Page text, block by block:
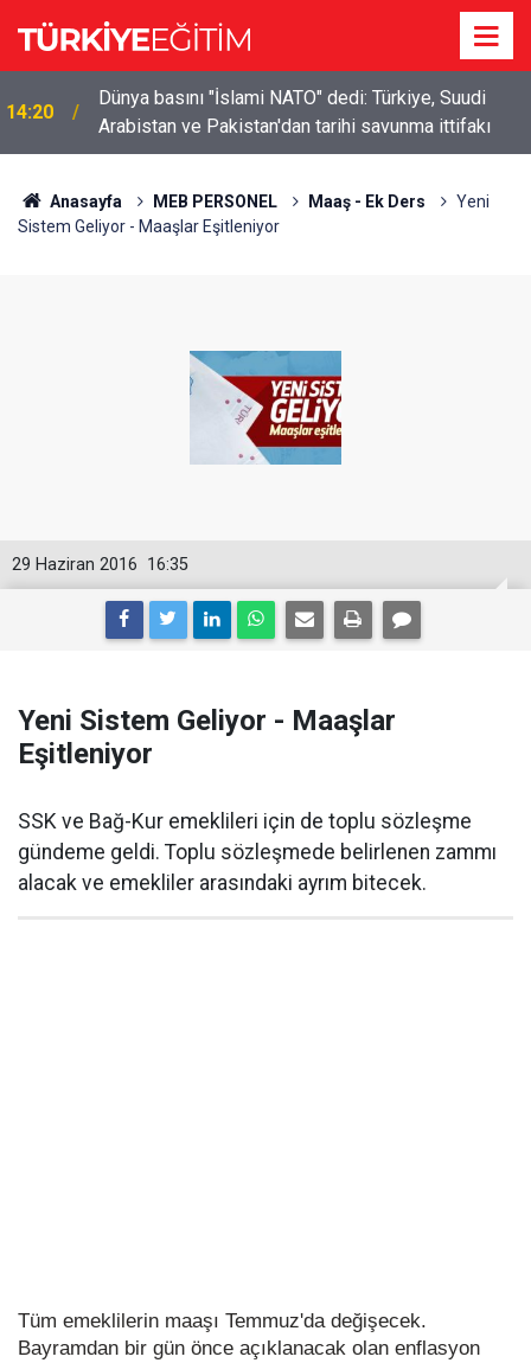
14:20
Dünya basını "İslami NATO" dedi: Türkiye, Suudi
Arabistan ve Pakistan'dan tarihi savunma ittifakı
Anasayfa MEB PERSONEL Maaş - Ek Ders
Yeni
Sistem Geliyor - Maaşlar Eşitleniyor
16:35
29 Haziran 2016
Yeni Sistem Geliyor - Maaşlar
Eşitleniyor
SSK ve Bağ-Kur emeklileri için de toplu sözleşme
gündeme geldi. Toplu sözleşmede belirlenen zammı
alacak ve emekliler arasındaki ayrım bitecek.
Tüm emeklilerin maaşı Temmuz'da değişecek.
Bayramdan bir gün önce açıklanacak olan enflasyon